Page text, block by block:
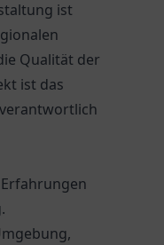
ist
Qualität der
ist das